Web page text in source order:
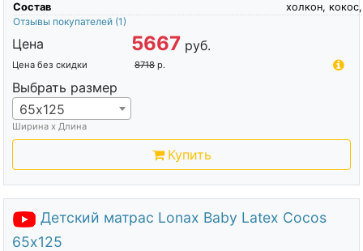
Состав
холкон, кокос,
Отзывы покупателей (1)
Цена 5667 руб.
Цена без скидки 8718 р.
Выбрать размер
65х125
Ширина х Длина
Купить
Детский матрас Lonax Baby Latex Cocos
65х125